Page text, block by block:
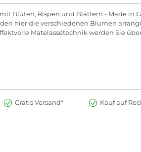
Blüten, Rispen und Blättern - Made in
hier die verschiedenen Blumen
Matelassétechnik werden Sie
Gratis Versand* Kauf auf